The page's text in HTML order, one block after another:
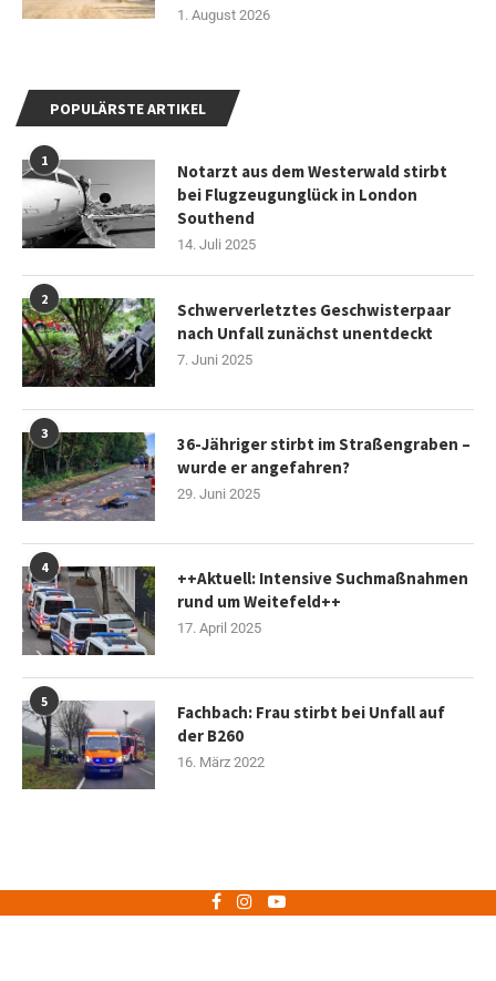
1. August 2026
POPULÄRSTE ARTIKEL
1
Notarzt aus dem Westerwald stirbt
bei Flugzeugunglück in London
Southend
14. Juli 2025
2
Schwerverletztes Geschwisterpaar
nach Unfall zunächst unentdeckt
7. Juni 2025
3
36-Jähriger stirbt im Straßengraben –
wurde er angefahren?
29. Juni 2025
4
++Aktuell: Intensive Suchmaßnahmen
rund um Weitefeld++
17. April 2025
5
Fachbach: Frau stirbt bei Unfall auf
der B260
16. März 2022